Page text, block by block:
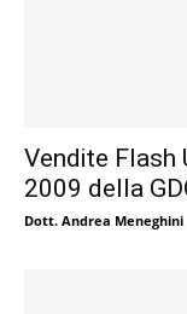
Vendite Flash
2009 della
Dott. Andrea Meneghini